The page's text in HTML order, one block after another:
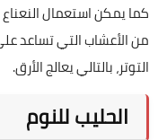
كما يمكن استعمال
من الأعشاب التي تساعد
التوتر، بالتالي يعالج الأرق.
الحليب للنوم